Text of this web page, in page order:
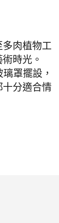
肉植物工
時光。
罩擺設，
十分適合情